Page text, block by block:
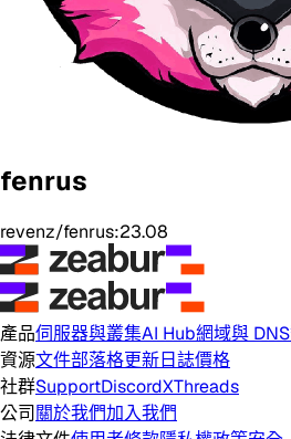
fenrus
revenz/fenrus:23.08
產品伺服器與叢集AI Hub網域與 DNS
資源文件部落格更新日誌價格
社群SupportDiscordXThreads
公司關於我們加入我們